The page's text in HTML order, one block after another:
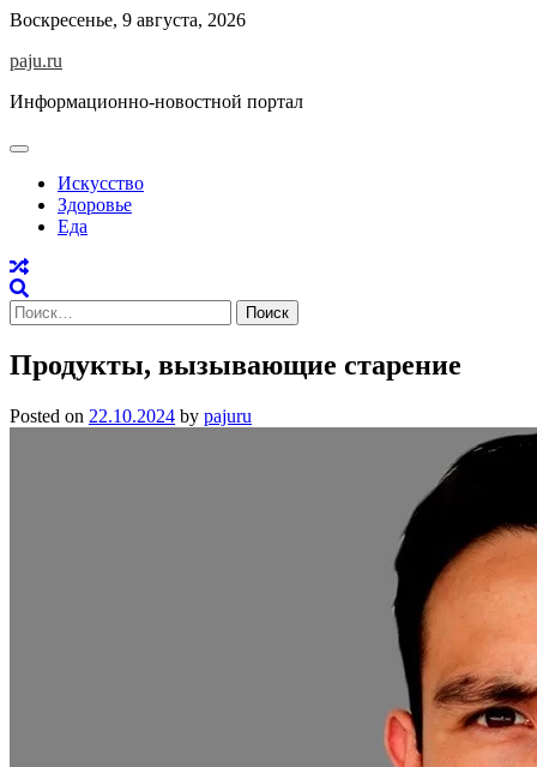
Skip
content
Воскресенье, 9 августа, 2026
paju.ru
Информационно-новостной портал
Искусство
Здоровье
Еда
Найти:
Продукты, вызывающие старение
Posted on 22.10.2024 by pajuru